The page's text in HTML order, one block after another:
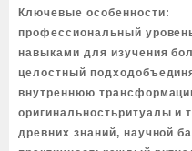
Ключевые особенности:
профессиональный
навыками для изучения
целостный
внутреннюю
оригинальностьритуалы и
древних знаний, научной